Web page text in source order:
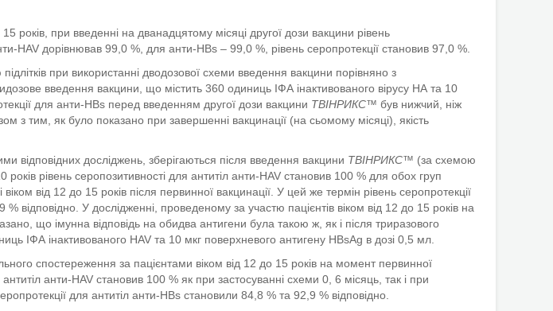
15 років, при введенні на дванадцятому місяці другої дози вакцини рівень
HAV дорівнював 99,0 %, для анти-HBs – 99,0 %, рівень серопротекції становив 97,0 %.
при використанні дводозової схеми введення вакцини порівняно з
введення вакцини, що містить 360 одиниць ІФА інактивованого вірусу НА та 10
для анти-HBs перед введенням другої дози вакцини ТВІНРИКС™ був нижчий, ніж
з тим, як було показано при завершенні вакцинації (на сьомому місяці), якість
відповідних досліджень, зберігаються після введення вакцини ТВІНРИКС™ (за схемою
рівень серопозитивності для антитіл анти-HAV становив 100 % для обох груп
віком від 12 до 15 років після первинної вакцинації. У цей же термін рівень серопротекції
відповідно. У дослідженні, проведеному за участю пацієнтів віком від 12 до 15 років на
що імунна відповідь на обидва антигени була такою ж, як і після триразового
ІФА інактивованого HAV та 10 мкг поверхневого антигену HBsAg в дозі 0,5 мл.
спостереження за пацієнтами віком від 12 до 15 років на момент первинної
антитіл анти-HAV становив 100 % як при застосуванні схеми 0, 6 місяць, так і при
для антитіл анти-HBs становили 84,8 % та 92,9 % відповідно.